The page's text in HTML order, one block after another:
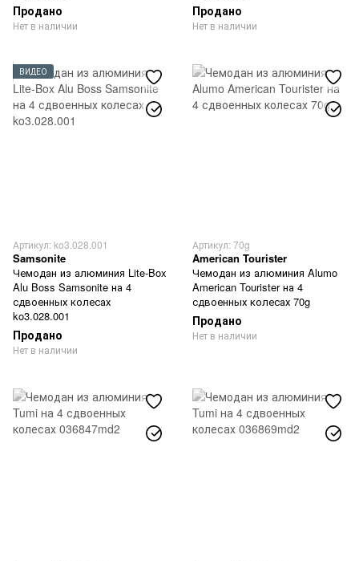
Продано
Нет в наличии
Продано
Нет в наличии
ВИДЕО
Артикул: ko3.028.001
Samsonite
Чемодан из алюминия Lite-Box
Alu Boss Samsonite на 4
сдвоенных колесах
ko3.028.001
Продано
Нет в наличии
Артикул: 70g
American Tourister
Чемодан из алюминия Alumo
American Tourister на 4
сдвоенных колесах 70g
Продано
Нет в наличии